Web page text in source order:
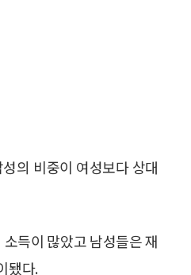
의 비중이 여성보다 상대
득이 많았고 남성들은 재
됐다.